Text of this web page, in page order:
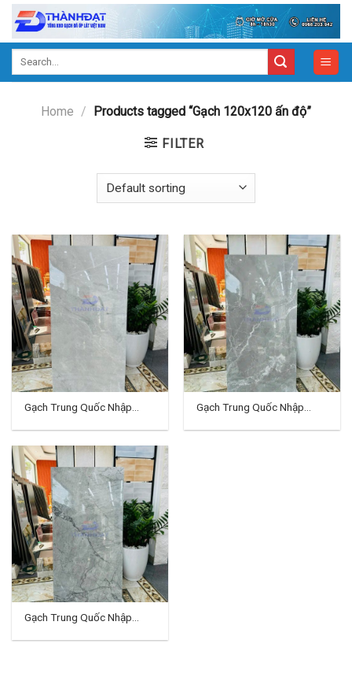
Skip
content
Home / Products tagged “Gạch 120x120 ấn độ”
FILTER
Gạch Trung Quốc Nhập
VH04
Gạch Trung Quốc Nhập
VH05
Gạch Trung Quốc Nhập
VH06